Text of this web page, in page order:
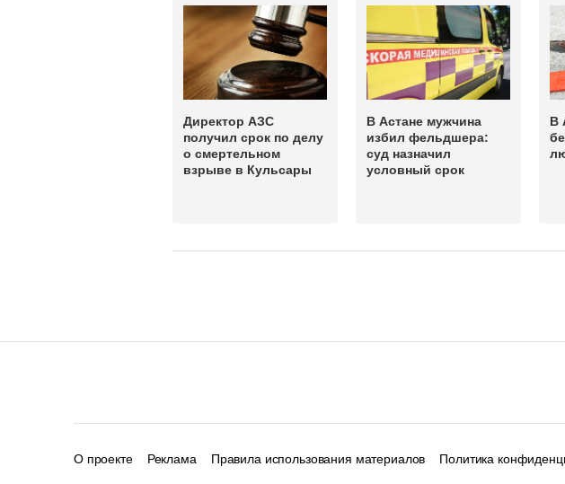
Директор АЗС
получил срок по делу
о смертельном
взрыве в Кульсары
В Астане мужчина
избил фельдшера:
суд назначил
условный срок
В
О проекте Реклама Правила использования материалов Политика